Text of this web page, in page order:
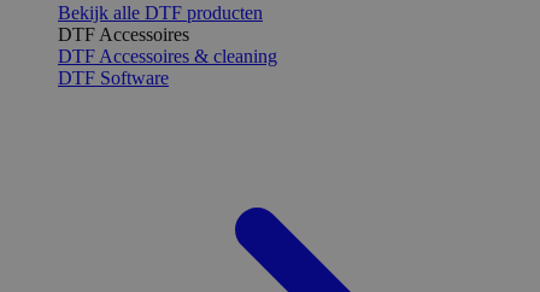
Bekijk alle DTF producten
DTF Accessoires
DTF Accessoires & cleaning
DTF Software